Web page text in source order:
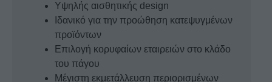
Υψηλής αισθητικής design
Ιδανικό για την προώθηση κατεψυγμένων
προϊόντων
Επιλογή κορυφαίων εταιρειών στο κλάδο
του πάγου
Μέγιστη εκμετάλλευση περιορισμένων